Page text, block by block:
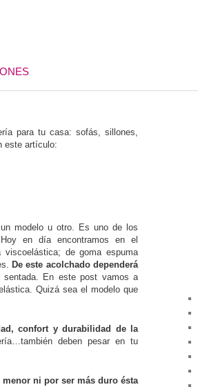
para tu casa: sofás, sillones,
este artículo:
modelo u otro. Es uno de los
en día encontramos en el
de goma espuma
De este acolchado dependerá
En este post vamos a
Quizá sea el modelo que
confort y durabilidad de la
deben pesar en tu
ni por ser más duro ésta